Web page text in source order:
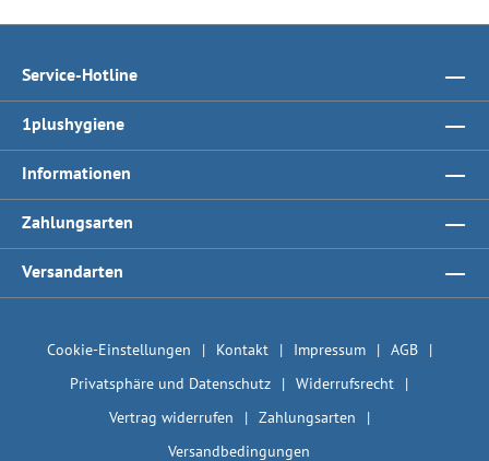
Service-Hotline
1plushygiene
Informationen
Zahlungsarten
Versandarten
Cookie-Einstellungen Kontakt Impressum
AGB
Privatsphäre und Datenschutz
Widerrufsrecht
Vertrag widerrufen
Zahlungsarten
Versandbedingungen